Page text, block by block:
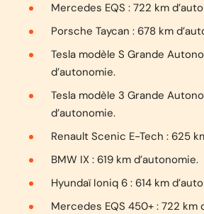
Mercedes EQS : 722 km
Porsche Taycan : 678 km
Tesla modèle S Grande
d’autonomie.
Tesla modèle 3 Grande
d’autonomie.
Renault Scenic E-Tech : 625
BMW IX : 619 km d’autonomie.
Hyundaï Ioniq 6 : 614 km
Mercedes EQS 450+ : 722 km